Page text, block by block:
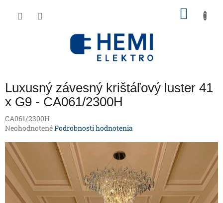
Luxusný závesný krištáľový luster 41
x G9 - CA061/2300H
CA061/2300H
Priemerné
produktu
je
0,0
z
5
hviezdičiek.
NeohodnotenéPodrobnosti hodnotenia